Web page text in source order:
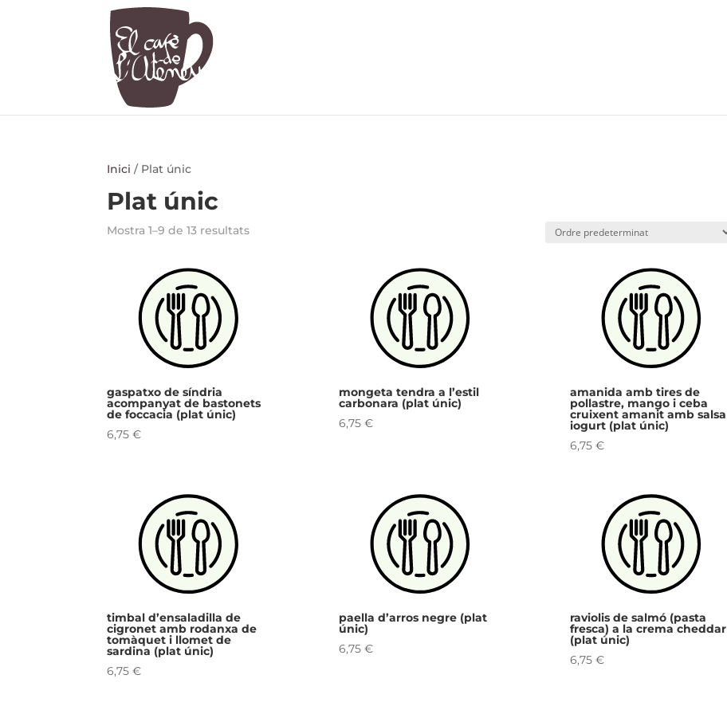
Inici / Plat únic
Plat únic
Mostra 1–9 de 13 resultats
gaspatxo de síndria
acompanyat de bastonets
de foccacia (plat únic)
6,75€
mongeta tendra a l’estil
carbonara (plat únic)
6,75 €
amanida amb tires de
pollastre, mango i ceba
cruixent amanit amb salsa
iogurt (plat únic)
6,75 €
timbal d’ensaladilla de
cigronet amb rodanxa de
tomàquet i llomet de
sardina (plat únic)
6,75€
paella d’arros negre (plat
únic)
6,75 €
raviolis de salmó (pasta
fresca) a la crema cheddar
(plat únic)
6,75 €